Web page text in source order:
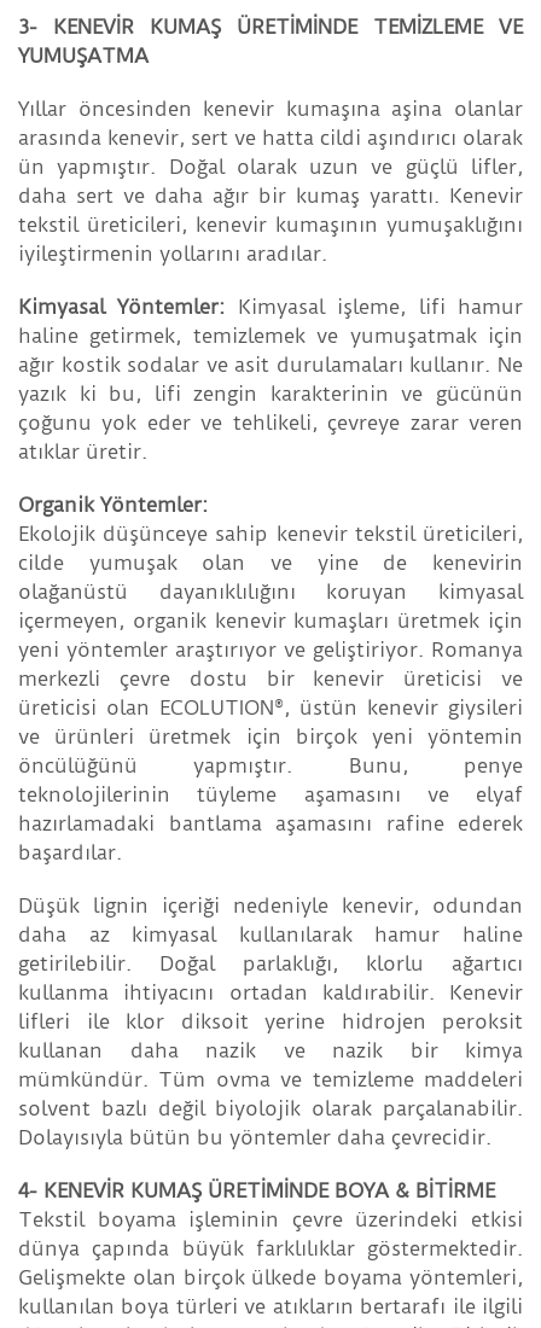
3- KENEVİR KUMAŞ ÜRETİMİNDE TEMİZLEME VE
YUMUŞATMA
Yıllar öncesinden kenevir kumaşına aşina olanlar
arasında kenevir, sert ve hatta cildi aşındırıcı olarak
ün yapmıştır. Doğal olarak uzun ve güçlü lifler,
daha sert ve daha ağır bir kumaş yarattı. Kenevir
tekstil üreticileri, kenevir kumaşının yumuşaklığını
iyileştirmenin yollarını aradılar.
Kimyasal Yöntemler: Kimyasal işleme, lifi hamur
haline getirmek, temizlemek ve yumuşatmak için
ağır kostik sodalar ve asit durulamaları kullanır. Ne
yazık ki bu, lifi zengin karakterinin ve gücünün
çoğunu yok eder ve tehlikeli, çevreye zarar veren
atıklar üretir.
Organik Yöntemler:
Ekolojik düşünceye sahip kenevir tekstil üreticileri,
cilde yumuşak olan ve yine de kenevirin
olağanüstü dayanıklılığını koruyan kimyasal
içermeyen, organik kenevir kumaşları üretmek için
yeni yöntemler araştırıyor ve geliştiriyor. Romanya
merkezli çevre dostu bir kenevir üreticisi ve
üreticisi olan ECOLUTION®, üstün kenevir giysileri
ve ürünleri üretmek için birçok yeni yöntemin
öncülüğünü yapmıştır. Bunu, penye
teknolojilerinin tüyleme aşamasını ve elyaf
hazırlamadaki bantlama aşamasını rafine ederek
başardılar.
Düşük lignin içeriği nedeniyle kenevir, odundan
daha az kimyasal kullanılarak hamur haline
getirilebilir. Doğal parlaklığı, klorlu ağartıcı
kullanma ihtiyacını ortadan kaldırabilir. Kenevir
lifleri ile klor diksoit yerine hidrojen peroksit
kullanan daha nazik ve nazik bir kimya
mümkündür. Tüm ovma ve temizleme maddeleri
solvent bazlı değil biyolojik olarak parçalanabilir.
Dolayısıyla bütün bu yöntemler daha çevrecidir.
4- KENEVİR KUMAŞ ÜRETİMİNDE BOYA & BİTİRME
Tekstil boyama işleminin çevre üzerindeki etkisi
dünya çapında büyük farklılıklar göstermektedir.
Gelişmekte olan birçok ülkede boyama yöntemleri,
kullanılan boya türleri ve atıkların bertarafı ile ilgili